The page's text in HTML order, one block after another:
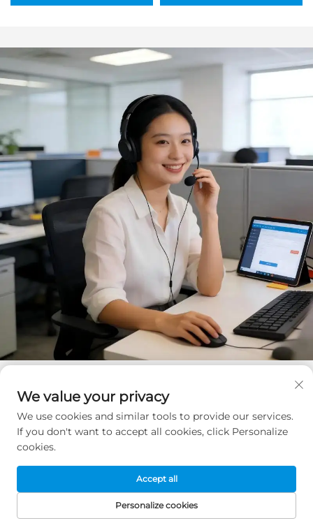
gereedschap, steaktang,
broodtang
Vraag een gratis offerte aan
Onze vertegenwoordiger neemt spoedig contact met
u op.
We value your privacy
We use cookies and similar tools to provide our services.
If you don't want to accept all cookies, click Personalize
cookies.
Personalize cookies
Accept all